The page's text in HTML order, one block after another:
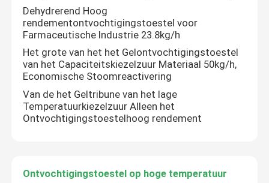
Dehydrerend Hoog
rendementontvochtigingstoestel voor
Farmaceutische Industrie 23.8kg/h
Het grote van het het Gelontvochtigingstoestel
van het Capaciteitskiezelzuur Materiaal 50kg/h,
Economische Stoomreactivering
Van de het Geltribune van het lage
Temperatuurkiezelzuur Alleen het
Ontvochtigingstoestelhoog rendement
Ontvochtigingstoestel op hoge temperatuur